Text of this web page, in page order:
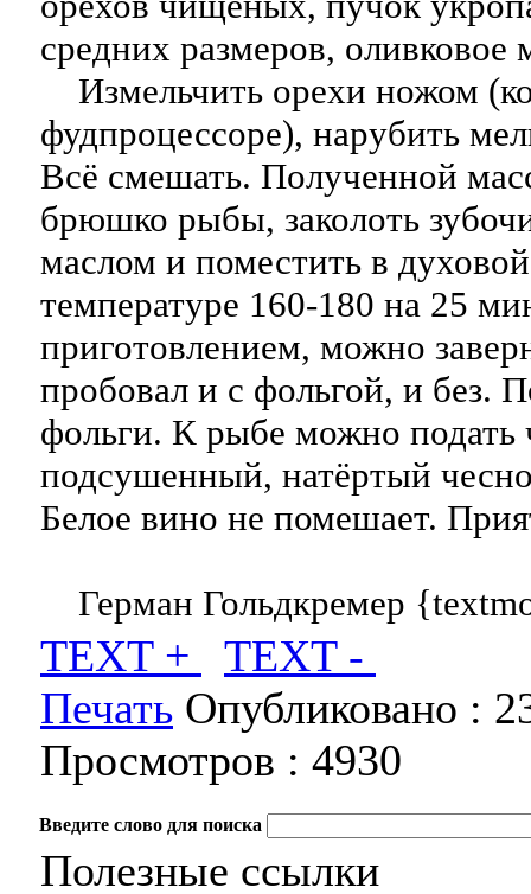
средних размеров, оливковое
Измельчить орехи ножом
фудпроцессоре), нарубить
Всё смешать. Полученной
брюшко рыбы, заколоть
маслом и поместить в
температуре 160-180 на 25
приготовлением, можно
пробовал и с фольгой, и без.
фольги. К рыбе можно подать
подсушенный, натёртый
Белое вино не помешает.
Герман Гольдкремер
TEXT +
TEXT -
Печать Опубликовано :
Просмотров : 4930
Введите слово для поиска
Полезные ссылки